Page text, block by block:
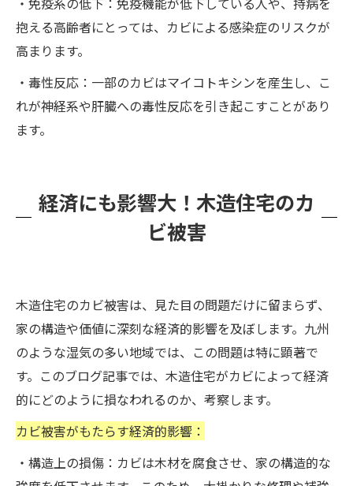
抱える高齢者にとっては、カビによる感染症のリスクが
高まります。
・毒性反応：一部のカビはマイコトキシンを産生し、こ
れが神経系や肝臓への毒性反応を引き起こすことがあり
ます。
経済にも影響大！木造住宅のカ
ビ被害
木造住宅のカビ被害は、見た目の問題だけに留まらず、
家の構造や価値に深刻な経済的影響を及ぼします。九州
のような湿気の多い地域では、この問題は特に顕著で
す。このブログ記事では、木造住宅がカビによって経済
的にどのように損なわれるのか、考察します。
カビ被害がもたらす経済的影響：
・構造上の損傷：カビは木材を腐食させ、家の構造的な